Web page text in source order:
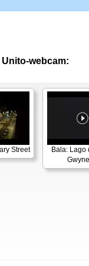
webcam:
Street
Bala: Lago